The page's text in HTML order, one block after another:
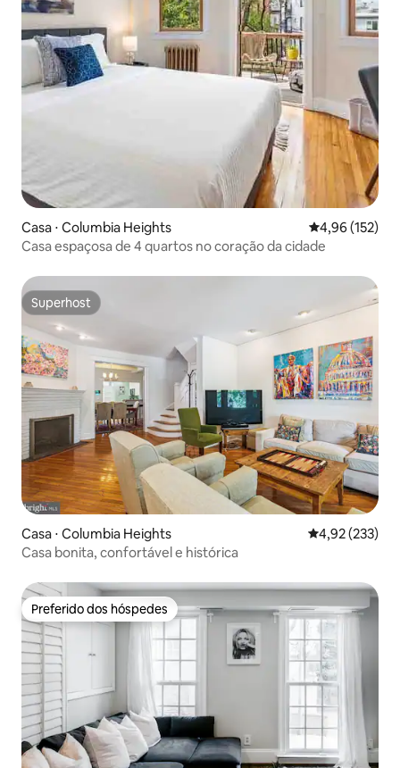
Casa ⋅ Columbia Heights 4,96 de uma
4,96 (152)
Casa espaçosa de 4 quartos no coração da cidade
Superhost
Superhost
Casa ⋅ Columbia Heights 4,92 de uma
4,92 (233)
Casa bonita, confortável e histórica
Preferido dos hóspedes
Preferido dos hóspedes